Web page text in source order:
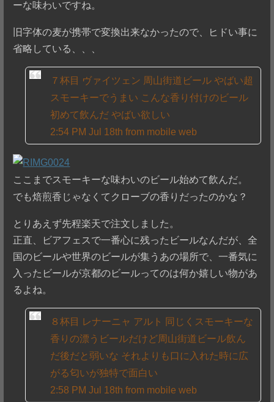
ーな味わいですね。
旧字体の麦が携帯で変換出来なかったので、ヒドい事に
省略している、、、
７杯目 ヴァイツェン 周山街道ビール やばい超
スモーキーでうまい こんな香り付けのビール
初めて飲んだ やばい欲しい
2:54 PM Jul 18th from mobile web
ここまでスモーキーな味わいのビール始めて飲んだ。
でも焙煎香じゃなくてクローブの香りだったのかな？
とりあえず先程楽天で注文しました。
正直、ビアフェスで一番心に残ったビールなんだが、全
国のビールや世界のビールが集うあの場所で、一番気に
入ったビールが京都のビールってのは何か嬉しい物があ
るよね。
８杯目 レナーニャ アルト 同じくスモーキーな
香りの漂うビールだけど周山街道ビール飲ん
だ後だと弱いな それよりも口に入れた時に広
がる匂いが独特で面白い
2:58 PM Jul 18th from mobile web